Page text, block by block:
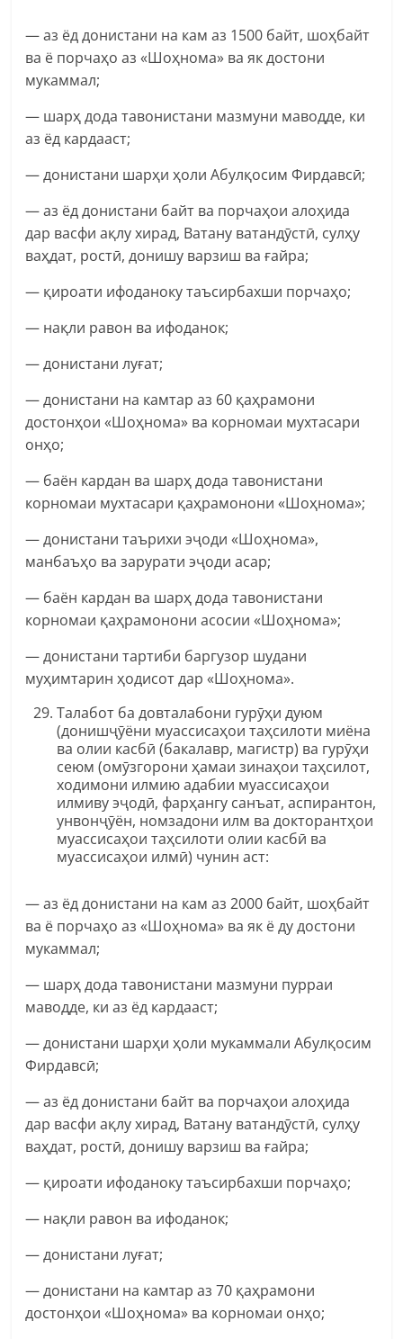
— аз ёд донистани на кам аз 1500 байт, шоҳбайт
ва ё порчаҳо аз «Шоҳнома» ва як достони
мукаммал;
— шарҳ дода тавонистани мазмуни маводде, ки
аз ёд кардааст;
— донистани шарҳи ҳоли Абулқосим Фирдавсӣ;
— аз ёд донистани байт ва порчаҳои алоҳида
дар васфи ақлу хирад, Ватану ватандӯстӣ, сулҳу
ваҳдат, ростӣ, донишу варзиш ва ғайра;
— қироати ифоданоку таъсирбахши порчаҳо;
— нақли равон ва ифоданок;
— донистани луғат;
— донистани на камтар аз 60 қаҳрамони
достонҳои «Шоҳнома» ва корномаи мухтасари
онҳо;
— баён кардан ва шарҳ дода тавонистани
корномаи мухтасари қаҳрамонони «Шоҳнома»;
— донистани таърихи эҷоди «Шоҳнома»,
манбаъҳо ва зарурати эҷоди асар;
— баён кардан ва шарҳ дода тавонистани
корномаи қаҳрамонони асосии «Шоҳнома»;
— донистани тартиби баргузор шудани
муҳимтарин ҳодисот дар «Шоҳнома».
Талабот ба довталабони гурӯҳи дуюм
(донишҷӯёни муассисаҳои таҳсилоти миёна
ва олии касбӣ (бакалавр, магистр) ва гурӯҳи
сеюм (омӯзгорони ҳамаи зинаҳои таҳсилот,
ходимони илмию адабии муассисаҳои
илмиву эҷодӣ, фарҳангу санъат, аспирантон,
унвонҷӯён, номзадони илм ва докторантҳои
муассисаҳои таҳсилоти олии касбӣ ва
муассисаҳои илмӣ) чунин аст:
— аз ёд донистани на кам аз 2000 байт, шоҳбайт
ва ё порчаҳо аз «Шоҳнома» ва як ё ду достони
мукаммал;
— шарҳ дода тавонистани мазмуни пурраи
маводде, ки аз ёд кардааст;
— донистани шарҳи ҳоли мукаммали Абулқосим
Фирдавсӣ;
— аз ёд донистани байт ва порчаҳои алоҳида
дар васфи ақлу хирад, Ватану ватандӯстӣ, сулҳу
ваҳдат, ростӣ, донишу варзиш ва ғайра;
— қироати ифоданоку таъсирбахши порчаҳо;
— нақли равон ва ифоданок;
— донистани луғат;
— донистани на камтар аз 70 қаҳрамони
достонҳои «Шоҳнома» ва корномаи онҳо;